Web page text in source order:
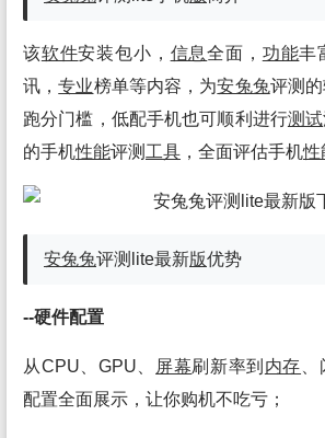
该软件安装包小， 信息全面， 功能丰
讯，专业榜单等内容，为安兔兔评测
跑分门槛，低配手机也可顺利进行测试
的手机性能评测 工具 ，全面评估手机性
安兔兔评测lite最新版优势
--硬件配置
从CPU、GPU、 屏幕刷新率到 内存
配置全面展示，让你购机不吃亏；